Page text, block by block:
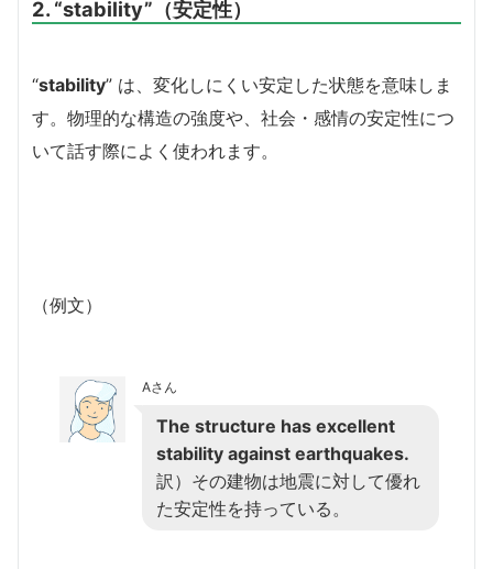
2. “stability”（安定性）
“stability” は、変化しにくい安定した状態を意味しま
す。物理的な構造の強度や、社会・感情の安定性につ
いて話す際によく使われます。
（例文）
Aさん
The structure has excellent
stability against earthquakes.
訳）その建物は地震に対して優れ
た安定性を持っている。